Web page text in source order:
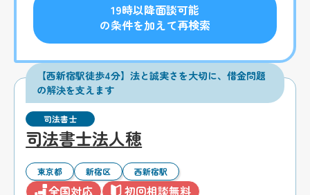
19時以降面談可能
の条件を加えて再検索
【西新宿駅徒歩4分】法と誠実さを大切に、借金問題
の解決を支えます
司法書士
司法書士法人穂
東京都 新宿区 西新宿駅
全国対応 初回相談無料